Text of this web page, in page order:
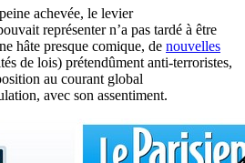
achevée, le levier
représenter n’a pas tardé à être
hâte presque comique, de nouvelles
de lois) prétendûment anti-terroristes,
au courant global
avec son assentiment.